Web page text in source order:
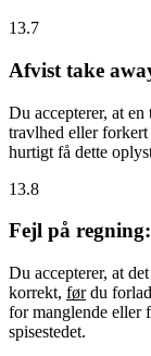
13.7
Afvist take
Du accepterer, at
travlhed eller
hurtigt få dette
13.8
Fejl på regning:
Du accepterer, at
korrekt, førdu
for manglende eller
spisestedet.